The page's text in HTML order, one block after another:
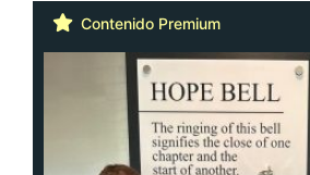
Contenido Premium